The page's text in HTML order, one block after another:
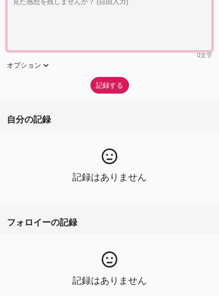
0文字
オプション
自分の記録
記録はありません
フォロイーの記録
記録はありません